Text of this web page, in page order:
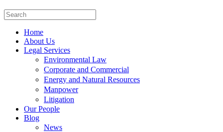
Home
About Us
Legal Services
Environmental Law
Corporate and Commercial
Energy and Natural Resources
Manpower
Litigation
Our People
Blog
News